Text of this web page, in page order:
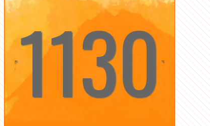
☆1130☆